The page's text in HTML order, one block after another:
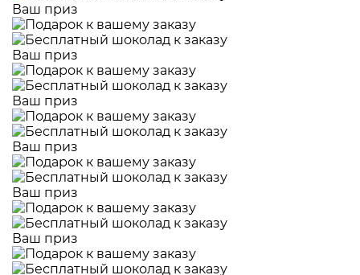
Ваш приз
Ваш приз
Ваш приз
Ваш приз
Ваш приз
Ваш приз